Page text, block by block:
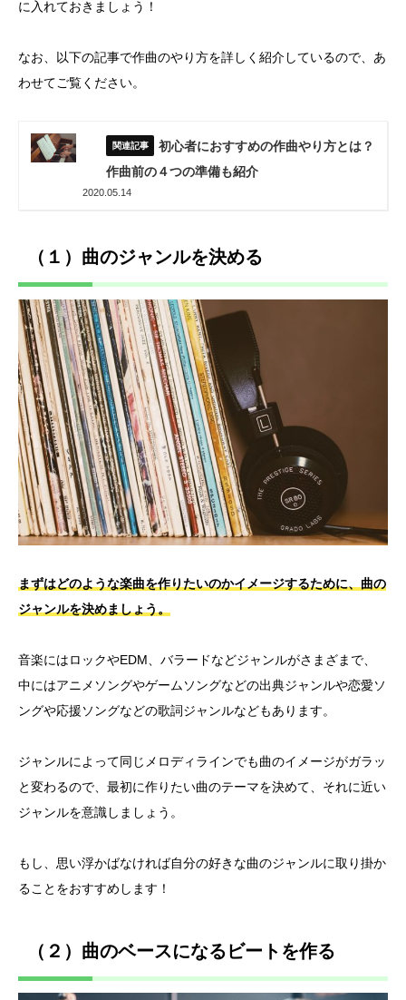
に入れておきましょう！
なお、以下の記事で作曲のやり方を詳しく紹介しているので、あ
わせてご覧ください。
初心者におすすめの作曲やり方とは？
作曲前の４つの準備も紹介
2020.05.14
（１）曲のジャンルを決める
まずはどのような楽曲を作りたいのかイメージするために、曲の
ジャンルを決めましょう。
音楽にはロックやEDM、バラードなどジャンルがさまざまで、
中にはアニメソングやゲームソングなどの出典ジャンルや恋愛ソ
ングや応援ソングなどの歌詞ジャンルなどもあります。
ジャンルによって同じメロディラインでも曲のイメージがガラッ
と変わるので、最初に作りたい曲のテーマを決めて、それに近い
ジャンルを意識しましょう。
もし、思い浮かばなければ自分の好きな曲のジャンルに取り掛か
ることをおすすめします！
（２）曲のベースになるビートを作る